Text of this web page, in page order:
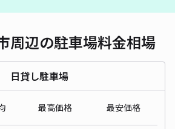
周辺の駐車場料金相場
日貸し駐車場
最高価格 最安価格